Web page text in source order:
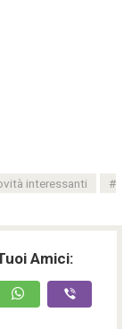
interessanti
Amici: